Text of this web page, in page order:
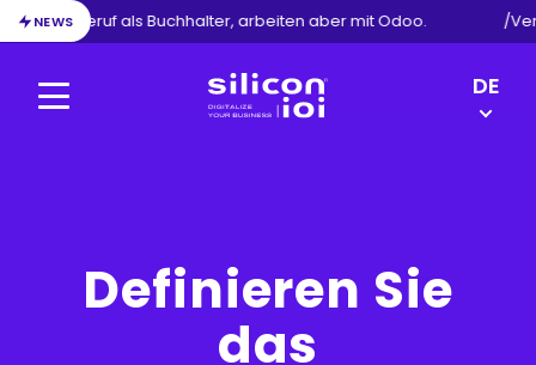
NEWS
Ihren Beruf als Buchhalter, arbeiten aber mit Odoo. /
Menu
DE
Definieren Sie
das